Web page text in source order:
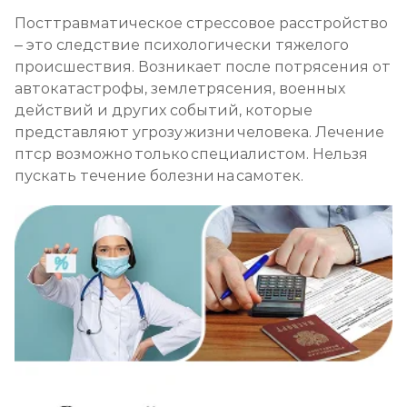
Записаться
Посттравматическое стрессовое расстройство
– это следствие психологически тяжелого
происшествия. Возникает после потрясения от
автокатастрофы, землетрясения, военных
действий и других событий, которые
представляют угрозу жизни человека. Лечение
птср возможно только специалистом. Нельзя
пускать течение болезни на самотек.